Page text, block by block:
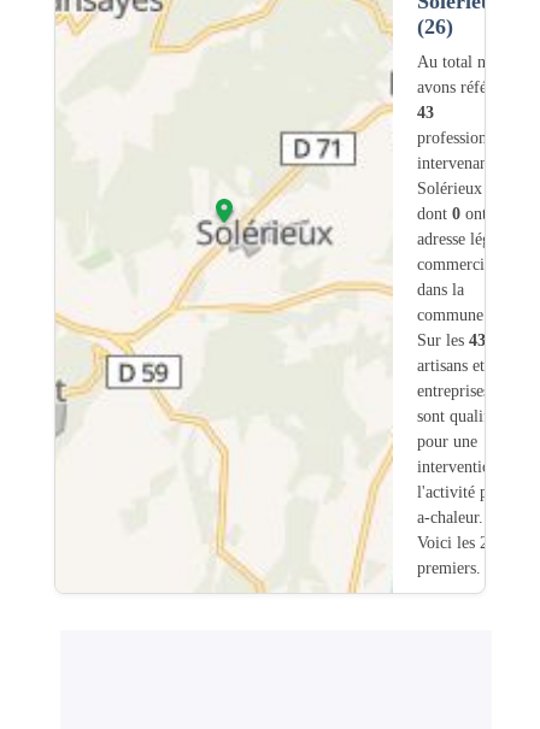
(26)
Au total nous
avons référencé
43
professionnels
intervenant sur
Solérieux (26)
dont 0ont une
adresse légale ou
commerciale
dans la
commune.
Sur les 43
artisans et
entreprises
sont qualifiés
pour une
intervention sur
l'activité pompe-
a-chaleur.
Voici les 20
premiers.